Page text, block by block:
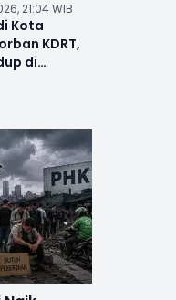
21:04 WIB
Kota
KDRT,
di